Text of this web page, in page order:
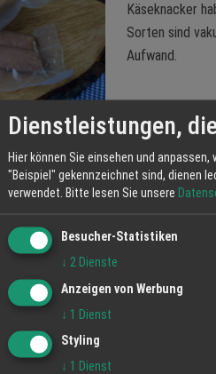
Käseknacker
Sorten sind
Aufwand.
Dienstleistungen,
Hier können Sie einsehen und
"Beispiel" gekennzeichnet sind, dienen
verwendet. Bitte lesen Sie unsere
Besucher-Statistiken
↓ 2 Dienste
Anzeigen von Werbung
↓ 1 Dienst
Styling
↓ 1 Dienst